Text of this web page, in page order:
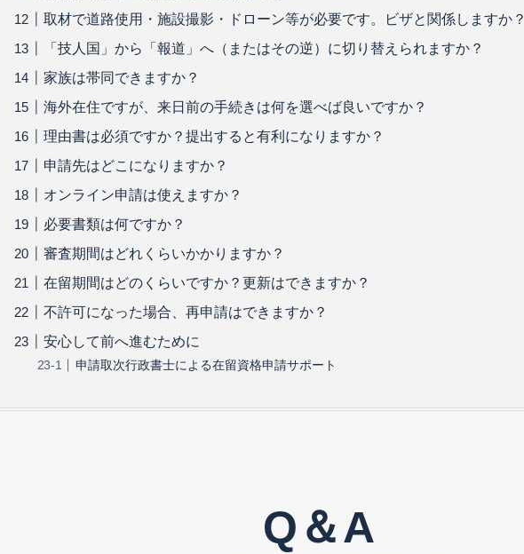
取材で道路使用・施設撮影・ドローン等が必要です。ビザと関係しますか？
「技人国」から「報道」へ（またはその逆）に切り替えられますか？
家族は帯同できますか？
海外在住ですが、来日前の手続きは何を選べば良いですか？
理由書は必須ですか？提出すると有利になりますか？
申請先はどこになりますか？
オンライン申請は使えますか？
必要書類は何ですか？
審査期間はどれくらいかかりますか？
在留期間はどのくらいですか？更新はできますか？
不許可になった場合、再申請はできますか？
安心して前へ進むために
申請取次行政書士による在留資格申請サポート
Q＆A